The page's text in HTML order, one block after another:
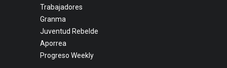
Trabajadores
Granma
Juventud Rebelde
Aporrea
Progreso Weekly